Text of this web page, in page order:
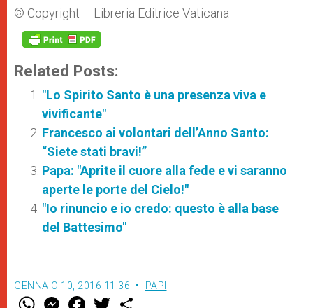
© Copyright – Libreria Editrice Vaticana
Related Posts:
"Lo Spirito Santo è una presenza viva e
vivificante"
Francesco ai volontari dell’Anno Santo:
“Siete stati bravi!”
Papa: "Aprite il cuore alla fede e vi saranno
aperte le porte del Cielo!"
"Io rinuncio e io credo: questo è alla base
del Battesimo"
GENNAIO 10, 2016 11:36 PAPI
W M F